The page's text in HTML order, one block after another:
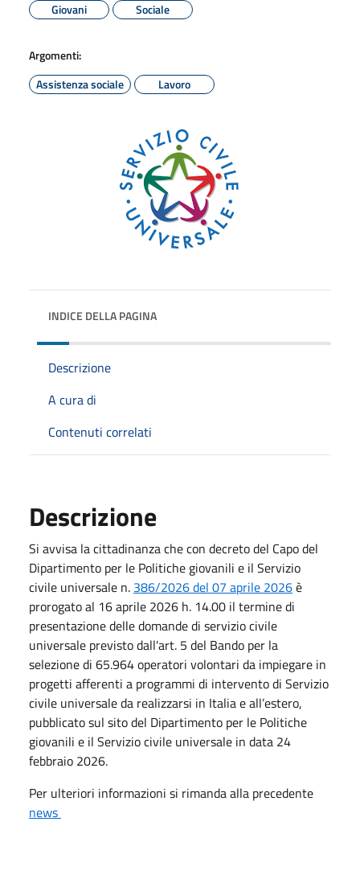
Giovani
Sociale
Argomenti:
Assistenza sociale
Lavoro
INDICE DELLA PAGINA
Descrizione
A cura di
Contenuti correlati
Descrizione
Si avvisa la cittadinanza che con decreto del Capo del
Dipartimento per le Politiche giovanili e il Servizio
civile universale n. 386/2026 del 07 aprile 2026è
prorogato al 16 aprile 2026 h. 14.00 il termine di
presentazione delle domande di servizio civile
universale previsto dall'art. 5 del Bando per la
selezione di 65.964 operatori volontari da impiegare in
progetti afferenti a programmi di intervento di Servizio
civile universale da realizzarsi in Italia e all’estero,
pubblicato sul sito del Dipartimento per le Politiche
giovanili e il Servizio civile universale in data 24
febbraio 2026.
Per ulteriori informazioni si rimanda alla precedente
news